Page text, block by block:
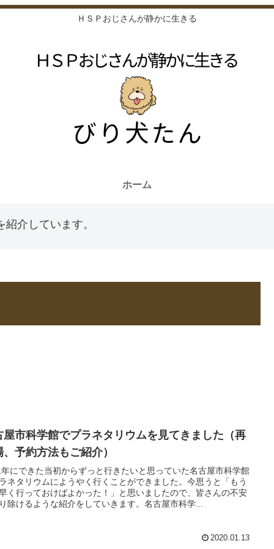
ＨＳＰおじさんが静かに生きる
ホーム
介しています。
屋市科学館でプラネタリウムを見てきました（再
、予約方法もご紹介）
にできた当初からずっと行きたいと思っていた名古屋市科学館
ネタリウムにようやく行くことができました。今思うと「もう
く行っておけばよかった！」と思いましたので、皆さんの不安
除けるような紹介をしていきます。名古屋市科学...
2020.01.13